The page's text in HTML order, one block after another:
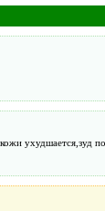
ухудшается,зуд